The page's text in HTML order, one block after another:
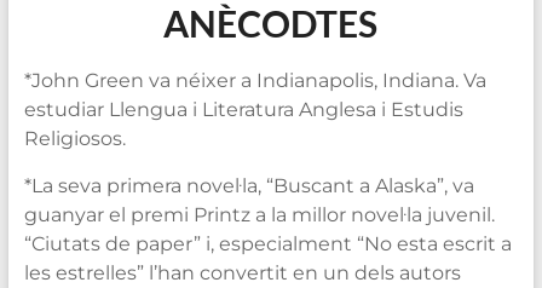
ANÈCODTES
*John Green va néixer a Indianapolis, Indiana. Va
estudiar Llengua i Literatura Anglesa i Estudis
Religiosos.
*La seva primera novel·la, “Buscant a Alaska”, va
guanyar el premi Printz a la millor novel·la juvenil.
“Ciutats de paper” i, especialment “No esta escrit a
les estrelles” l’han convertit en un dels autors